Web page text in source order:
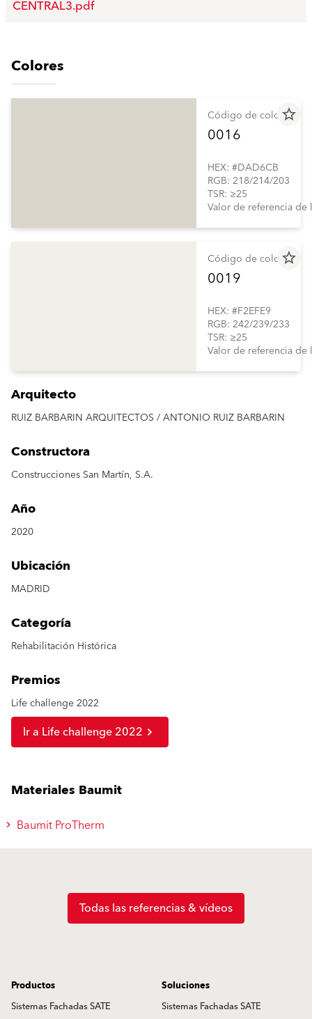
CENTRAL3.pdf
Colores
star_border
Código de color
0016
HEX: #DAD6CB
RGB: 218/214/203
TSR: ≥25
Valor de referencia
star_border
Código de color
0019
HEX: #F2EFE9
RGB: 242/239/233
TSR: ≥25
Valor de referencia
Arquitecto
RUIZ BARBARIN ARQUITECTOS / ANTONIO RUIZ BARBARIN
Constructora
Construcciones San Martín, S.A.
Año
2020
Ubicación
MADRID
Categoría
Rehabilitación Histórica
Premios
Life challenge 2022
Ir a Life challenge 2022
Materiales Baumit
Baumit ProTherm
Todas las referencias & vídeos
Productos
Sistemas Fachadas SATE
Soluciones
Sistemas Fachadas SATE